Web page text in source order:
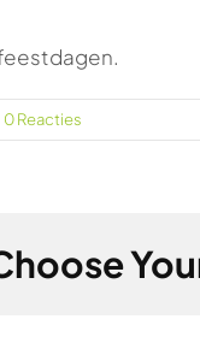
0 Reacties